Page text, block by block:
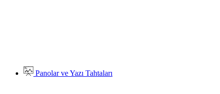
Panolar ve Yazı Tahtaları